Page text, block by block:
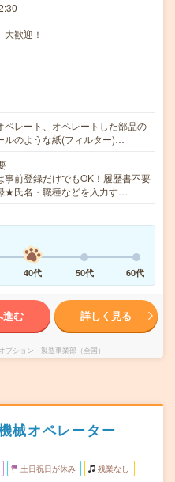
歓迎！
ペレート、オペレートした部品の
ルのような紙(フィルター)…
前登録だけでもOK！履歴書不要
★氏名・職種などを入力す…
40代 50代 60代
進む 詳しく見る
プション 製造事業部（全国）
械オペレーター
土日祝日が休み 残業なし